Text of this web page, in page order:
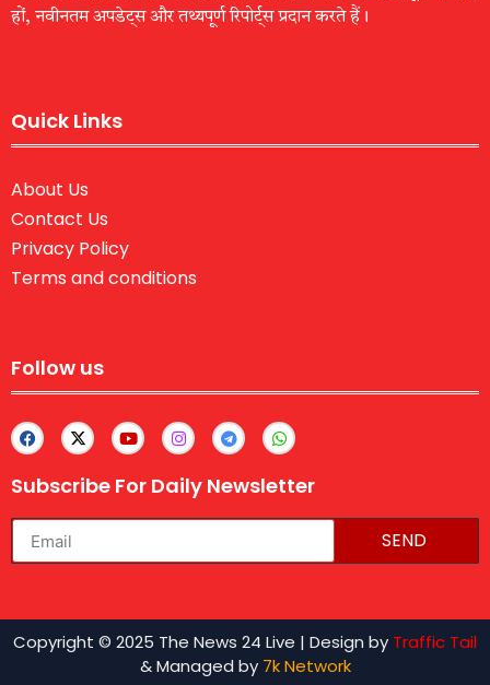
हों, नवीनतम अपडेट्स और तथ्यपूर्ण रिपोर्ट्स प्रदान करते हैं।
Quick Links
About Us
Contact Us
Privacy Policy
Terms and conditions
Follow us
Subscribe For Daily Newsletter
SEND
Copyright © 2025 The News 24 Live | Design by Traffic Tail
& Managed by 7k Network